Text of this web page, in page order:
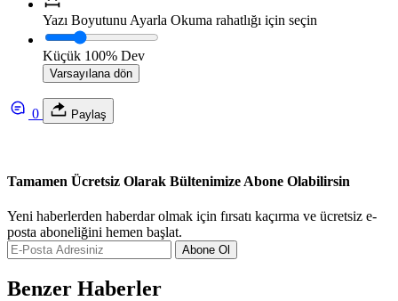
Yazı Boyutunu Ayarla Okuma rahatlığı için seçin
Küçük 100% Dev
Varsayılana dön
0 Paylaş
Tamamen Ücretsiz Olarak Bültenimize Abone Olabilirsin
Yeni haberlerden haberdar olmak için fırsatı kaçırma ve ücretsiz e-
posta aboneliğini hemen başlat.
Abone Ol
Benzer Haberler